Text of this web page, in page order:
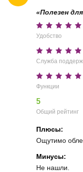
«Полезен
Удобство
Служба
Функции
5
Общий рейтинг
Плюсы:
Ощутимо
Минусы:
Не нашли.